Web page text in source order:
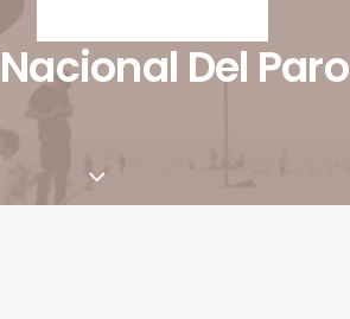
Del Paro